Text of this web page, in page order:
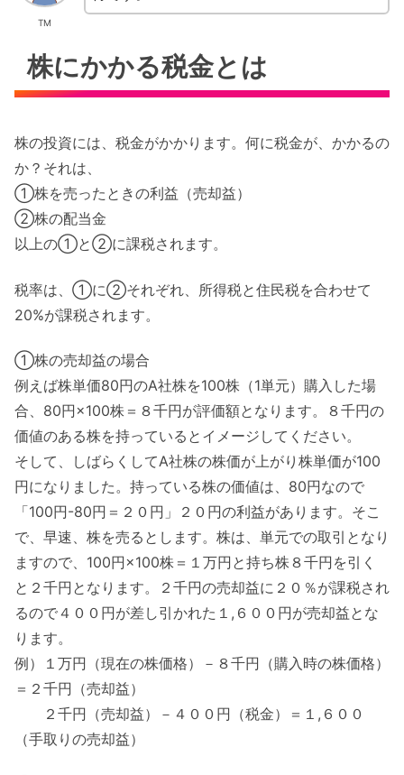
TM
株にかかる税金とは
株の投資には、税金がかかります。何に税金が、かかるの
か？それは、
①株を売ったときの利益（売却益）
②株の配当金
以上の①と②に課税されます。
税率は、①に②それぞれ、所得税と住民税を合わせて
20%が課税されます。
①株の売却益の場合
例えば株単価80円のA社株を100株（1単元）購入した場
合、80円×100株＝８千円が評価額となります。８千円の
価値のある株を持っているとイメージしてください。
そして、しばらくしてA社株の株価が上がり株単価が100
円になりました。持っている株の価値は、80円なので
「100円-80円＝２０円」２０円の利益があります。そこ
で、早速、株を売るとします。株は、単元での取引となり
ますので、100円×100株＝１万円と持ち株８千円を引く
と２千円となります。２千円の売却益に２０％が課税され
るので４００円が差し引かれた１,６００円が売却益とな
ります。
例）１万円（現在の株価格）－８千円（購入時の株価格）
＝２千円（売却益）
２千円（売却益）－４００円（税金）＝１,６００
（手取りの売却益）